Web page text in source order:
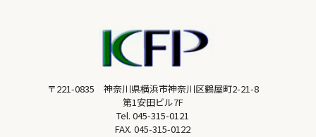
〒221-0835 神奈川県横浜市神奈川区鶴屋町2-21-8
第1安田ビル7F
Tel. 045-315-0121
FAX. 045-315-0122